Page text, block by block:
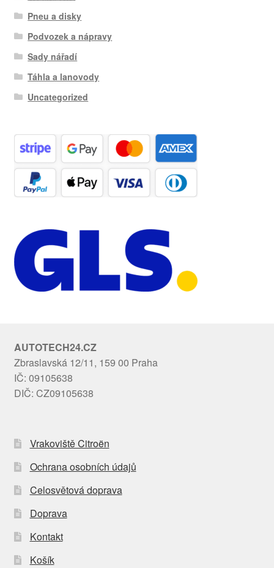
Pneu a disky
Podvozek a nápravy
Sady nářadí
Táhla a lanovody
Uncategorized
AUTOTECH24.CZ
Zbraslavská 12/11, 159 00 Praha
IČ: 09105638
DIČ: CZ09105638
Vrakoviště Citroën
Ochrana osobních údajů
Celosvětová doprava
Doprava
Kontakt
Košík